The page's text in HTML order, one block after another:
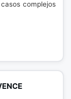
complejos